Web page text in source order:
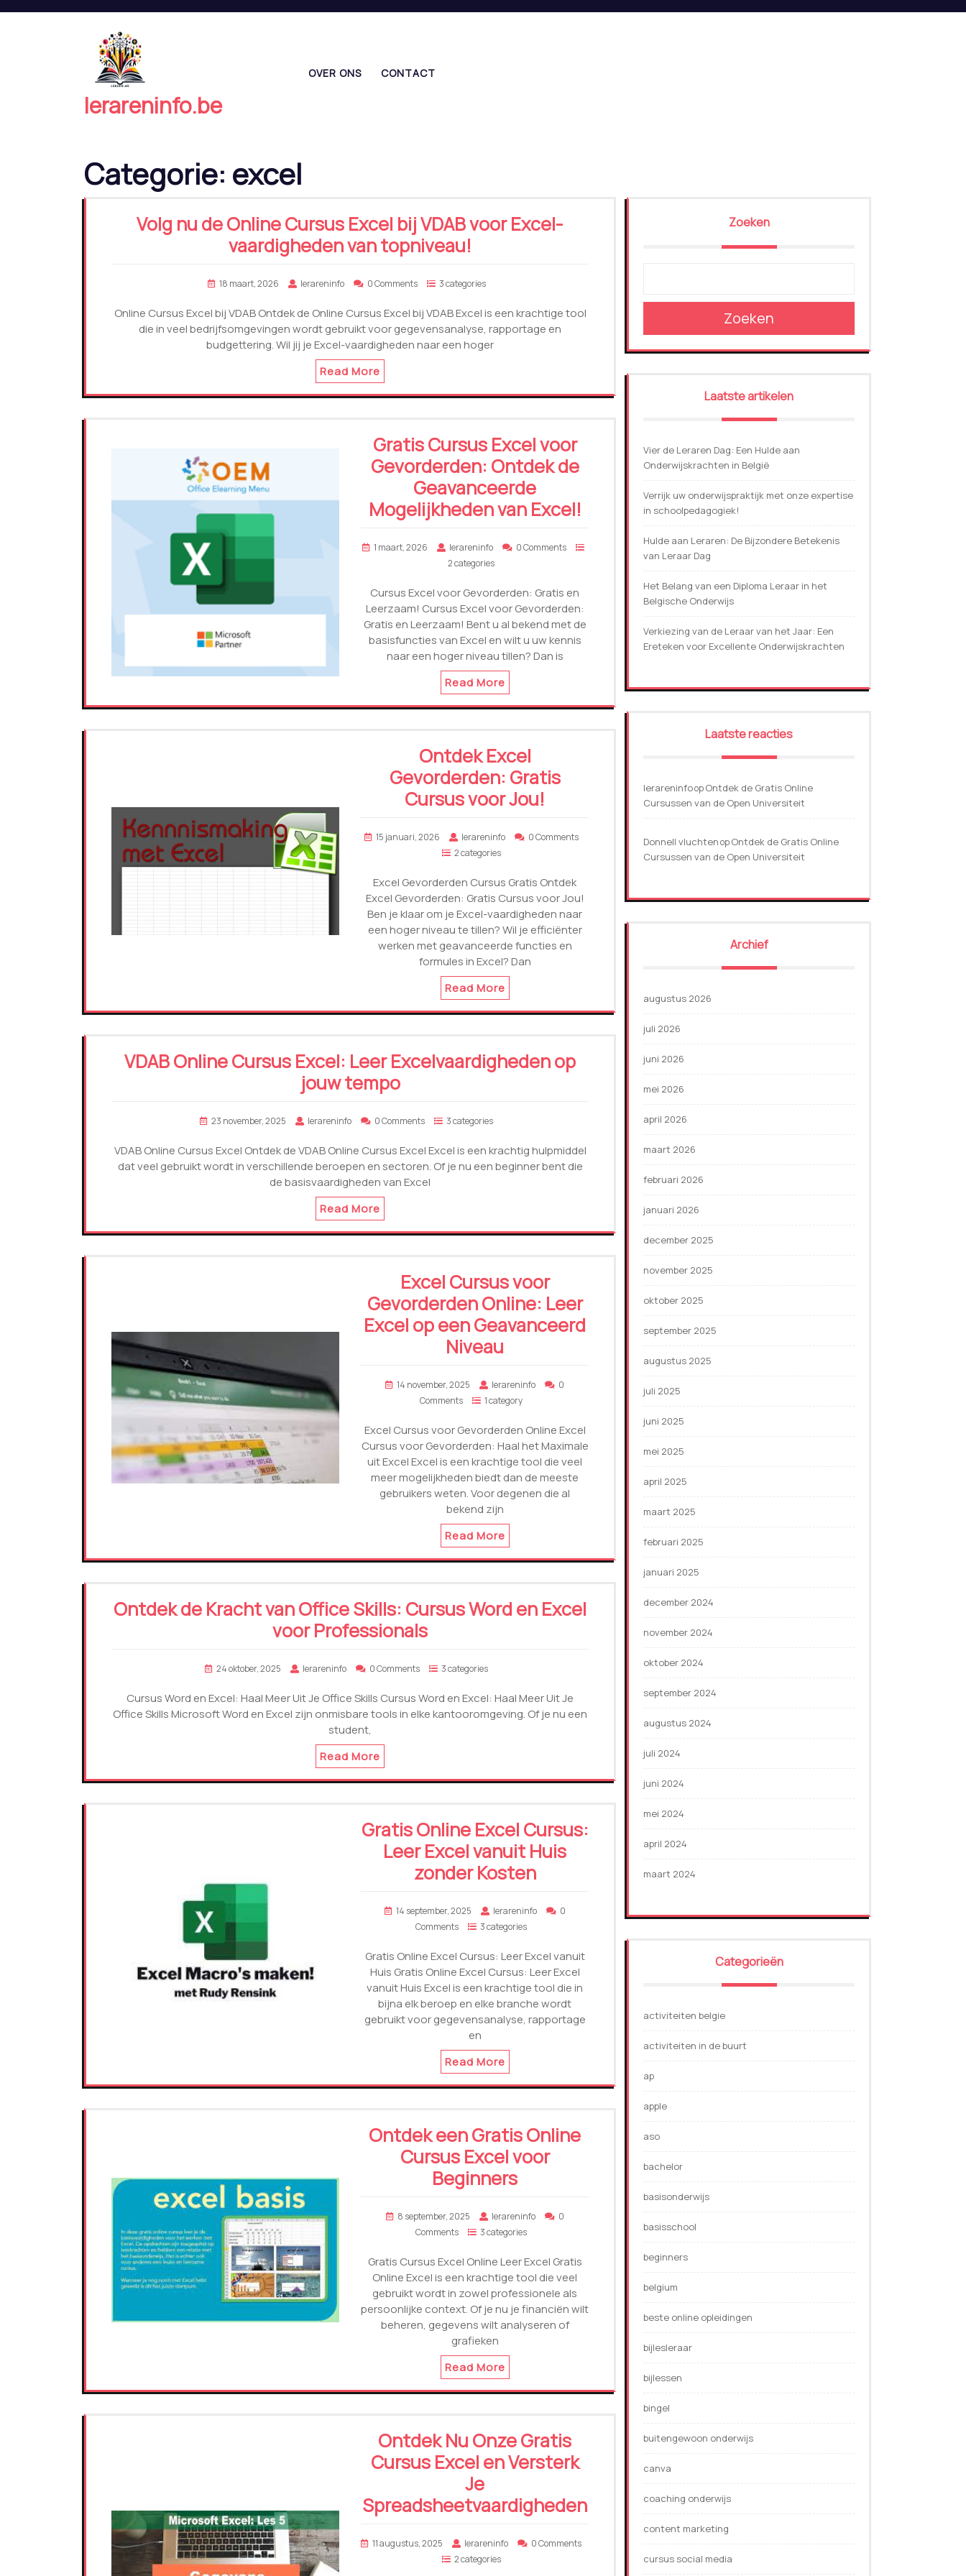
lerareninfo.be
OVER ONS CONTACT
Categorie: excel
Volg nu de Online Cursus Excel bij VDAB voor Excel-
vaardigheden van topniveau!
18 maart, 2026 lerareninfo 0 Comments 3 categories
Online Cursus Excel bij VDAB Ontdek de Online Cursus Excel bij VDAB Excel is een krachtige tool
die in veel bedrijfsomgevingen wordt gebruikt voor gegevensanalyse, rapportage en
budgettering. Wil jij je Excel-vaardigheden naar een hoger
Read More
Gratis Cursus Excel voor
Gevorderden: Ontdek de
Geavanceerde
Mogelijkheden van Excel!
1 maart, 2026 lerareninfo
0 Comments
2 categories
Cursus Excel voor Gevorderden: Gratis en
Leerzaam! Cursus Excel voor Gevorderden:
Gratis en Leerzaam! Bent u al bekend met de
basisfuncties van Excel en wilt u uw kennis
naar een hoger niveau tillen? Dan is
Read More
Ontdek Excel
Gevorderden: Gratis
Cursus voor Jou!
15 januari, 2026 lerareninfo
0 Comments
2 categories
Excel Gevorderden Cursus Gratis Ontdek
Excel Gevorderden: Gratis Cursus voor Jou!
Ben je klaar om je Excel-vaardigheden naar
een hoger niveau te tillen? Wil je efficiënter
werken met geavanceerde functies en
formules in Excel? Dan
Read More
VDAB Online Cursus Excel: Leer Excelvaardigheden op
jouw tempo
23 november, 2025 lerareninfo 0 Comments 3 categories
VDAB Online Cursus Excel Ontdek de VDAB Online Cursus Excel Excel is een krachtig hulpmiddel
dat veel gebruikt wordt in verschillende beroepen en sectoren. Of je nu een beginner bent die
de basisvaardigheden van Excel
Read More
Excel Cursus voor
Gevorderden Online: Leer
Excel op een Geavanceerd
Niveau
14 november, 2025 lerareninfo
0
Comments
1 category
Excel Cursus voor Gevorderden Online Excel
Cursus voor Gevorderden: Haal het Maximale
uit Excel Excel is een krachtige tool die veel
meer mogelijkheden biedt dan de meeste
gebruikers weten. Voor degenen die al
bekend zijn
Read More
Ontdek de Kracht van Office Skills: Cursus Word en Excel
voor Professionals
24 oktober, 2025 lerareninfo 0 Comments 3 categories
Cursus Word en Excel: Haal Meer Uit Je Office Skills Cursus Word en Excel: Haal Meer Uit Je
Office Skills Microsoft Word en Excel zijn onmisbare tools in elke kantooromgeving. Of je nu een
student,
Read More
Gratis Online Excel Cursus:
Leer Excel vanuit Huis
zonder Kosten
14 september, 2025 lerareninfo
0
Comments
3 categories
Gratis Online Excel Cursus: Leer Excel vanuit
Huis Gratis Online Excel Cursus: Leer Excel
vanuit Huis Excel is een krachtige tool die in
bijna elk beroep en elke branche wordt
gebruikt voor gegevensanalyse, rapportage
en
Read More
Ontdek een Gratis Online
Cursus Excel voor
Beginners
8 september, 2025 lerareninfo
0
Comments
3 categories
Gratis Cursus Excel Online Leer Excel Gratis
Online Excel is een krachtige tool die veel
gebruikt wordt in zowel professionele als
persoonlijke context. Of je nu je financiën wilt
beheren, gegevens wilt analyseren of
grafieken
Read More
Ontdek Nu Onze Gratis
Cursus Excel en Versterk
Je
Spreadsheetvaardigheden
11 augustus, 2025 lerareninfo
0 Comments
2 categories
Zoeken
Zoeken
Laatste artikelen
Vier de Leraren Dag: Een Hulde aan
Onderwijskrachten in België
Verrijk uw onderwijspraktijk met onze expertise
in schoolpedagogiek!
Hulde aan Leraren: De Bijzondere Betekenis
van Leraar Dag
Het Belang van een Diploma Leraar in het
Belgische Onderwijs
Verkiezing van de Leraar van het Jaar: Een
Ereteken voor Excellente Onderwijskrachten
Laatste reacties
lerareninfoopOntdek de Gratis Online
Cursussen van de Open Universiteit
Donnell vluchtenopOntdek de Gratis Online
Cursussen van de Open Universiteit
Archief
augustus 2026
juli 2026
juni 2026
mei 2026
april 2026
maart 2026
februari 2026
januari 2026
december 2025
november 2025
oktober 2025
september 2025
augustus 2025
juli 2025
juni 2025
mei 2025
april 2025
maart 2025
februari 2025
januari 2025
december 2024
november 2024
oktober 2024
september 2024
augustus 2024
juli 2024
juni 2024
mei 2024
april 2024
maart 2024
Categorieën
activiteiten belgie
activiteiten in de buurt
ap
apple
aso
bachelor
basisonderwijs
basisschool
beginners
belgium
beste online opleidingen
bijlesleraar
bijlessen
bingel
buitengewoon onderwijs
canva
coaching onderwijs
content marketing
cursus social media